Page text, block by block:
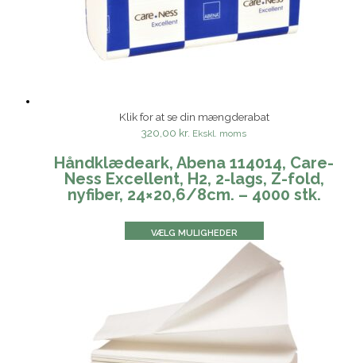
Klik for at se din mængderabat
320,00 kr. Ekskl. moms
Håndklædeark, Abena 114014, Care-
Ness Excellent, H2, 2-lags, Z-fold,
nyfiber, 24×20,6/8cm. – 4000 stk.
VÆLG MULIGHEDER